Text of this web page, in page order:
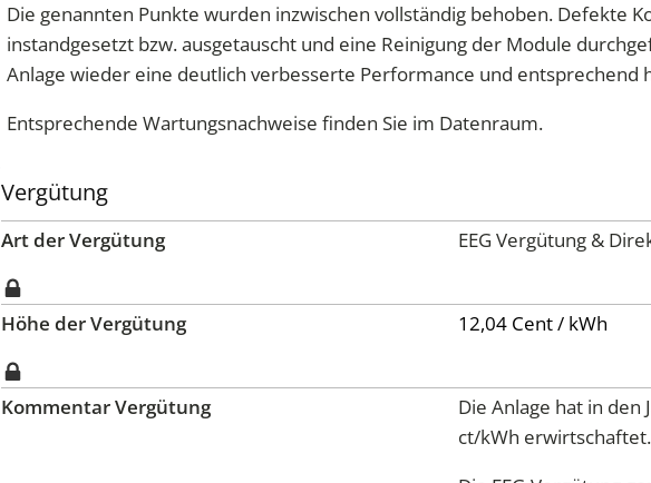
Die genannten Punkte wurden inzwischen vollständig behoben. Defekte
instandgesetzt bzw. ausgetauscht und eine Reinigung der Module
Anlage wieder eine deutlich verbesserte Performance und entsprechend
Entsprechende Wartungsnachweise finden Sie im Datenraum.
Vergütung
Art der Vergütung EEG Vergütung &
Höhe der Vergütung 12,04 Cent / kWh
Kommentar Vergütung
Die Anlage hat in den
ct/kWh erwirtschaftet.